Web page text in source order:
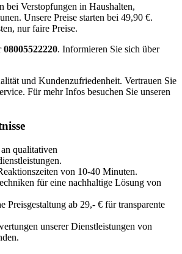
bei Verstopfungen in Haushalten,
Unsere Preise starten bei 49,90 €.
nur faire Preise.
08005522220. Informieren Sie sich über
und Kundenzufriedenheit. Vertrauen Sie
Für mehr Infos besuchen Sie unseren
qualitativen
von 10-40 Minuten.
für eine nachhaltige Lösung von
Preisgestaltung ab 29,- € für transparente
unserer Dienstleistungen von